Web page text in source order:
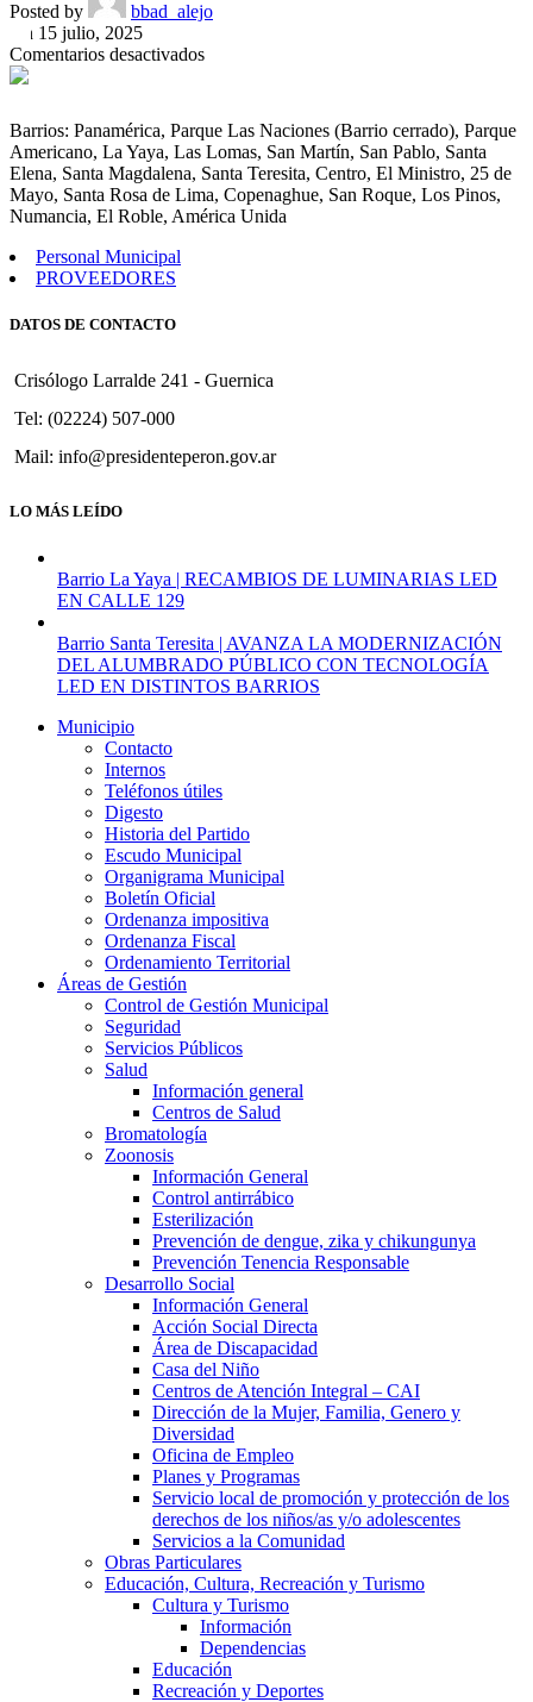
Posted by
bbad_alejo
On 15 julio, 2025
Comentarios desactivadosen
Barrios: Panamérica, Parque Las Naciones (Barrio cerrado), Parque
Americano, La Yaya, Las Lomas, San Martín, San Pablo, Santa
Elena, Santa Magdalena, Santa Teresita, Centro, El Ministro, 25 de
Mayo, Santa Rosa de Lima, Copenaghue, San Roque, Los Pinos,
Numancia, El Roble, América Unida
Personal Municipal
PROVEEDORES
DATOS DE CONTACTO
Crisólogo Larralde 241 - Guernica
Tel: (02224) 507-000
Mail: info@presidenteperon.gov.ar
LO MÁS LEÍDO
Barrio La Yaya | RECAMBIOS DE LUMINARIAS LED
EN CALLE 129
Barrio Santa Teresita | AVANZA LA MODERNIZACIÓN
DEL ALUMBRADO PÚBLICO CON TECNOLOGÍA
LED EN DISTINTOS BARRIOS
Municipio
Contacto
Internos
Teléfonos útiles
Digesto
Historia del Partido
Escudo Municipal
Organigrama Municipal
Boletín Oficial
Ordenanza impositiva
Ordenanza Fiscal
Ordenamiento Territorial
Áreas de Gestión
Control de Gestión Municipal
Seguridad
Servicios Públicos
Salud
Información general
Centros de Salud
Bromatología
Zoonosis
Información General
Control antirrábico
Esterilización
Prevención de dengue, zika y chikungunya
Prevención Tenencia Responsable
Desarrollo Social
Información General
Acción Social Directa
Área de Discapacidad
Casa del Niño
Centros de Atención Integral – CAI
Dirección de la Mujer, Familia, Genero y
Diversidad
Oficina de Empleo
Planes y Programas
Servicio local de promoción y protección de los
derechos de los niños/as y/o adolescentes
Servicios a la Comunidad
Obras Particulares
Educación, Cultura, Recreación y Turismo
Cultura y Turismo
Información
Dependencias
Educación
Recreación y Deportes